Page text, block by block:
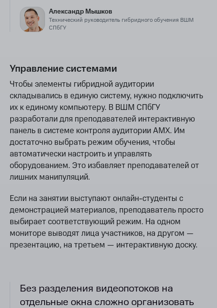
Александр Мышков
Технический руководитель гибридного обучения ВШМ
СПбГУ
Управление системами
Чтобы элементы гибридной аудитории
складывались в единую систему, нужно подключить
их к единому компьютеру. В ВШМ СПбГУ
разработали для преподавателей интерактивную
панель в системе контроля аудитории АМХ. Им
достаточно выбрать режим обучения, чтобы
автоматически настроить и управлять
оборудованием. Это избавляет преподавателей от
лишних манипуляций.
Если на занятии выступают онлайн-студенты с
демонстрацией материалов, преподаватель просто
выбирает соответствующий режим. На одном
мониторе выводят лица участников, на другом —
презентацию, на третьем — интерактивную доску.
Без разделения видеопотоков на
отдельные окна сложно организовать